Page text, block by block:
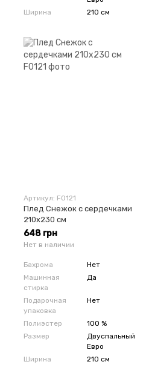
Ширина
210 см
Артикул: F0121
Плед Снежок с сердечками
210х230 см
648 грн
Нет в наличии
Бахрома
Нет
Машинная
стирка
Да
Подарочная
упаковка
Нет
Полиэстер
100 %
Размер
Двуспальный
Евро
Ширина
210 см